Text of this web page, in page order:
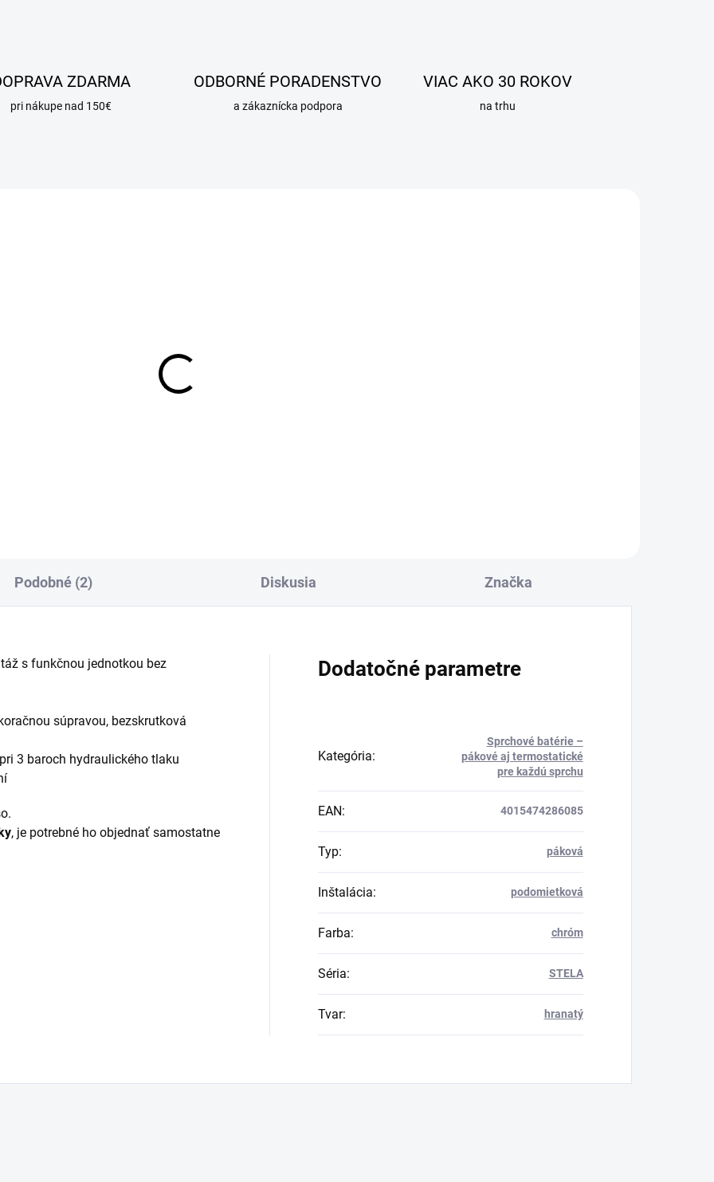
ZDARMA
pri nákupe nad 150€
ODBORNÉ PORADENSTVO
a zákaznícka podpora
VIAC AKO 30 ROKOV
na trhu
Podobné (2) Diskusia Značka
s funkčnou jednotkou bez
súpravou, bezskrutková
3 baroch hydraulického tlaku
, je potrebné ho objednať samostatne
Dodatočné parametre
Kategória:
Sprchové batérie –
pákové aj termostatické
pre každú sprchu
EAN: 4015474286085
Typ: páková
Inštalácia: podomietková
Farba: chróm
Séria: STELA
Tvar: hranatý